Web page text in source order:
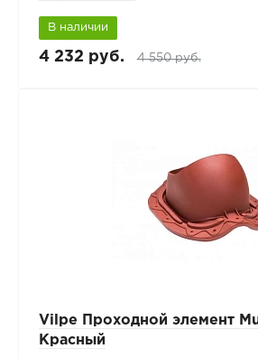
В наличии
4 232 руб. 4 550 руб.
Vilpe Проходной элемент
Красный